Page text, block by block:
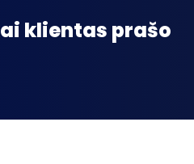
klientas prašo